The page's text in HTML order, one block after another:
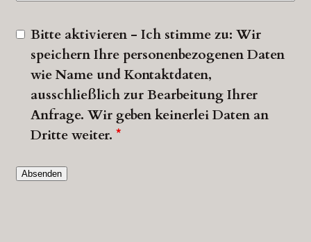
Bitte aktivieren - Ich stimme zu: Wir
speichern Ihre personenbezogenen Daten
wie Name und Kontaktdaten,
ausschließlich zur Bearbeitung Ihrer
Anfrage. Wir geben keinerlei Daten an
Dritte weiter.*